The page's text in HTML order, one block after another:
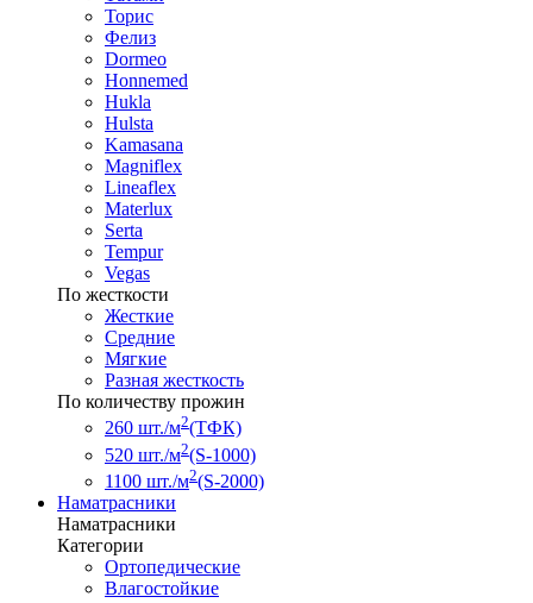
Торис
Фелиз
Dormeo
Honnemed
Hukla
Hulsta
Kamasana
Magniflex
Lineaflex
Materlux
Serta
Tempur
Vegas
По жесткости
Жесткие
Средние
Мягкие
Разная жесткость
По количеству прожин
260 шт./м2(ТФК)
520 шт./м2(S-1000)
1100 шт./м2(S-2000)
Наматрасники
Наматрасники
Категории
Ортопедические
Влагостойкие